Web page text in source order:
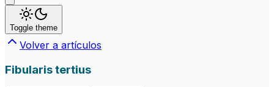
Toggle theme
Volver a artículos
Fibularis tertius